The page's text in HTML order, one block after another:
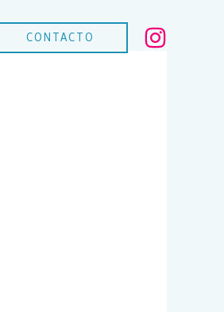
CONTACTO